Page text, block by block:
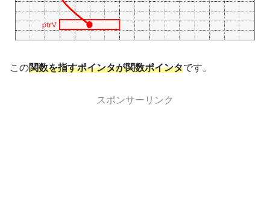
この関数を指すポインタが関数ポインタです。
スポンサーリンク